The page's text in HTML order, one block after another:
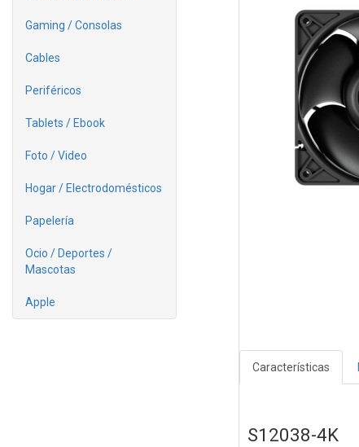
Gaming / Consolas
Cables
Periféricos
Tablets / Ebook
Foto / Video
Hogar / Electrodomésticos
Papelería
Ocio / Deportes /
Mascotas
Apple
Características
S12038-4K